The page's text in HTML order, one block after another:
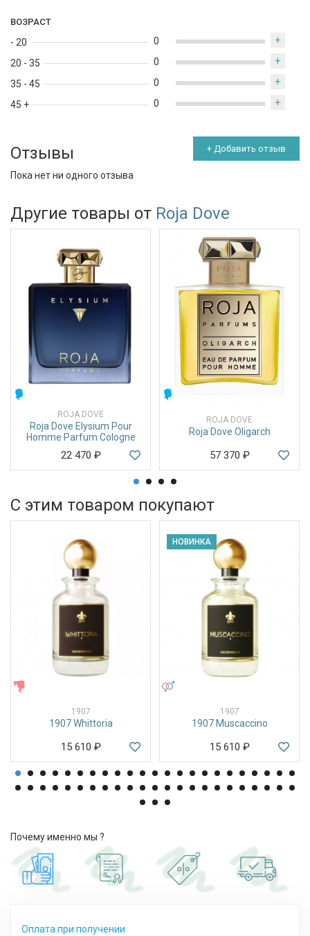
ВОЗРАСТ
- 20
20 - 35
35 - 45
45 +
0 +
0 +
0 +
0 +
Отзывы + Добавить отзыв
Пока нет ни одного отзыва
Другие товары от Roja Dove
ROJA DOVE
Roja Dove Elysium Pour
Homme Parfum Cologne
22 470 ₽
ROJA DOVE
Roja Dove Oligarch
57 370 ₽
С этим товаром покупают
1907
1907 Whittoria
15 610 ₽
НОВИНКА
1907
1907 Muscaccino
15 610 ₽
Почему именно мы ?
Оплата при получении